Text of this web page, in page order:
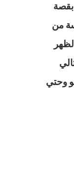
من
داخل المنزل مناسب لوزن من 50 كيلو وحتي